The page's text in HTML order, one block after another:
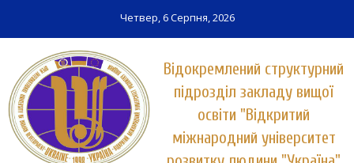
Четвер, 6 Серпня, 2026
Відокремлений структурний
підрозділ закладу вищої
освіти "Відкритий
міжнародний університет